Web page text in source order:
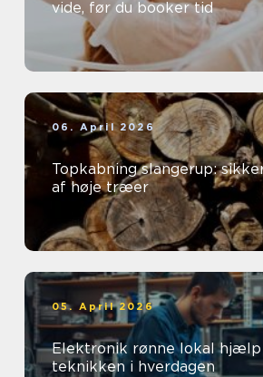
vide, før du booker tid
06. April 2026
Topkabning slangerup:
af høje træer
05. April 2026
Elektronik rønne lokal hjælp til
teknikken i hverdagen